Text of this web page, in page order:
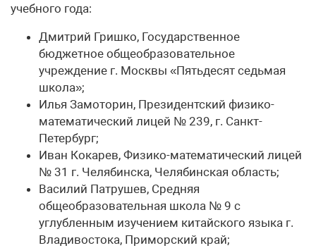
учебного года:
Дмитрий Гришко, Государственное
бюджетное общеобразовательное
учреждение г. Москвы «Пятьдесят седьмая
школа»;
Илья Замоторин, Президентский физико-
математический лицей № 239, г. Санкт-
Петербург;
Иван Кокарев, Физико-математический лицей
№ 31 г. Челябинска, Челябинская область;
Василий Патрушев, Средняя
общеобразовательная школа № 9 с
углубленным изучением китайского языка г.
Владивостока, Приморский край;